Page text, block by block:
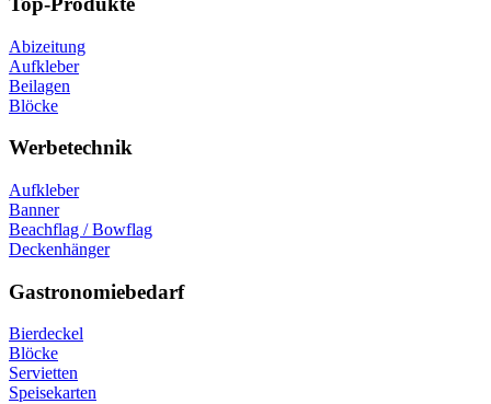
Abizeitung
Aufkleber
Beilagen
Blöcke
Werbetechnik
Aufkleber
Banner
Beachflag / Bowflag
Deckenhänger
Gastronomiebedarf
Bierdeckel
Blöcke
Servietten
Speisekarten